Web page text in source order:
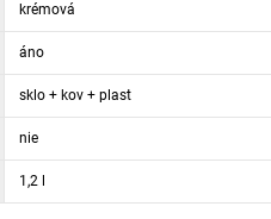
krémová
áno
sklo + kov + plast
nie
1,2 l